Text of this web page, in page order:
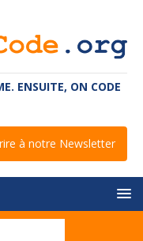
ENSUITE, ON CODE
à notre Newsletter